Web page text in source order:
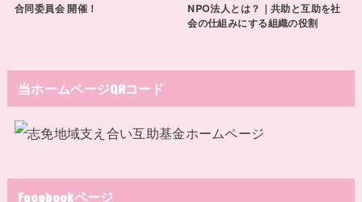
合同委員会 開催！
NPO法人とは？｜共助と互助を社
会の仕組みにする組織の役割
当ホームページQRコード
Facebookページ